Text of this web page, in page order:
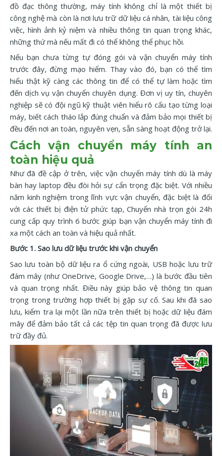
đồ đạc thông thường, máy tính không chỉ là một thiết bị
công nghệ mà còn là nơi lưu trữ dữ liệu cá nhân, tài liệu công
việc, hình ảnh kỷ niệm và nhiều thông tin quan trọng khác,
những thứ mà nếu mất đi có thể không thể phục hồi.
Nếu bạn chưa từng tự đóng gói và vận chuyển máy tính
trước đây, đừng mạo hiểm. Thay vào đó, bạn có thể tìm
hiểu thật kỹ càng các thông tin để có thể tự làm hoặc tìm
đến dịch vụ vận chuyển chuyên dụng. Đơn vị uy tín, chuyên
nghiệp sẽ có đội ngũ kỹ thuật viên hiểu rõ cấu tạo từng loại
máy, biết cách tháo lắp đúng chuẩn và đảm bảo mọi thiết bị
đều đến nơi an toàn, nguyên vẹn, sẵn sàng hoạt động trở lại.
Cách vận chuyển máy tính an
toàn hiệu quả
Như đã đề cập ở trên, việc vận chuyển máy tính dù là máy
bàn hay laptop đều đòi hỏi sự cẩn trọng đặc biệt. Với nhiều
năm kinh nghiệm trong lĩnh vực vận chuyển, đặc biệt là đối
với các thiết bị điện tử phức tạp, Chuyển nhà trọn gói 24h
cung cấp quy trình 6 bước giúp bạn vận chuyển máy tính đi
xa một cách an toàn và hiệu quả nhất.
Bước 1. Sao lưu dữ liệu trước khi vận chuyển
Sao lưu toàn bộ dữ liệu ra ổ cứng ngoài, USB hoặc lưu trữ
đám mây (như OneDrive, Google Drive,…) là bước đầu tiên
và quan trọng nhất. Điều này giúp bảo vệ thông tin quan
trọng trong trường hợp thiết bị gặp sự cố. Sau khi đã sao
lưu, kiểm tra lại một lần nữa trên thiết bị hoặc dữ liệu đám
mây để đảm bảo tất cả các tệp tin quan trọng đã được lưu
trữ đầy đủ.